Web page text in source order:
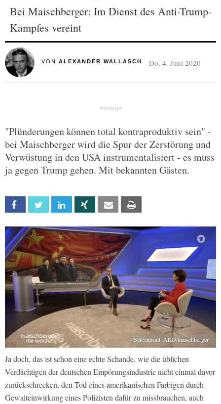
Bei Maischberger: Im Dienst des Anti-Trump-
Kampfes vereint
VON ALEXANDER WALLASCH Do, 4. Juni 2020
"Plünderungen können total kontraproduktiv sein" -
bei Maischberger wird die Spur der Zerstörung und
Verwüstung in den USA instrumentalisiert - es muss
ja gegen Trump gehen. Mit bekannten Gästen.
Facebook Twitter Linkedin Xing Email
Screenprint: ARD/maischberger
Ja doch, das ist schon eine echte Schande, wie die üblichen
Verdächtigen der deutschen Empörungsindustrie nicht einmal davor
zurückschrecken, den Tod eines amerikanischen Farbigen durch
Gewalteinwirkung eines Polizisten dafür zu missbrauchen, auch